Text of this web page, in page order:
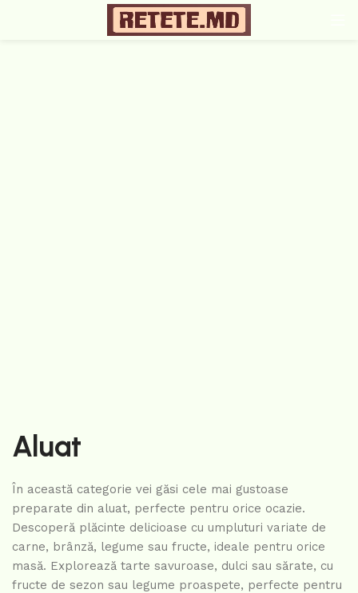
Aluat
În această categorie vei găsi cele mai gustoase
preparate din aluat, perfecte pentru orice ocazie.
Descoperă plăcinte delicioase cu umpluturi variate de
carne, brânză, legume sau fructe, ideale pentru orice
masă. Explorează tarte savuroase, dulci sau sărate, cu
fructe de sezon sau legume proaspete, perfecte pentru